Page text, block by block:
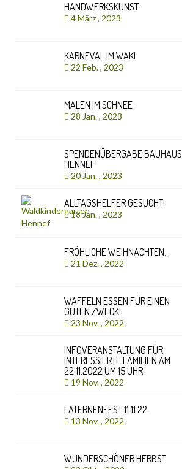
HANDWERKSKUNST
4 März , 2023
KARNEVAL IM WAKI
22 Feb. , 2023
MALEN IM SCHNEE
28 Jan. , 2023
SPENDENÜBERGABE BAUHAUS
HENNEF
20 Jan. , 2023
ALLTAGSHELFER GESUCHT!
18 Jan. , 2023
FRÖHLICHE WEIHNACHTEN…
21 Dez. , 2022
WAFFELN ESSEN FÜR EINEN
GUTEN ZWECK!
23 Nov. , 2022
INFOVERANSTALTUNG FÜR
INTERESSIERTE FAMILIEN AM
22.11.2022 UM 15 UHR
19 Nov. , 2022
LATERNENFEST 11.11.22
13 Nov. , 2022
WUNDERSCHÖNER HERBST